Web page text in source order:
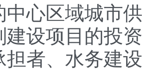
中心区域城市
建设项目的投
担者、水务建